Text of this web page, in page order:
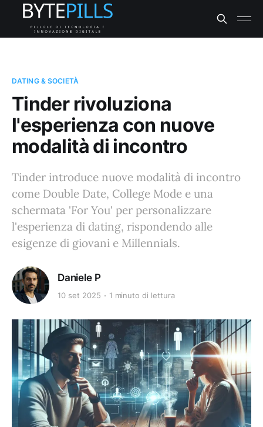
DATING & SOCIETÀ
Tinder rivoluziona
l'esperienza con nuove
modalità di incontro
Tinder introduce nuove modalità di incontro
come Double Date, College Mode e una
schermata 'For You' per personalizzare
l'esperienza di dating, rispondendo alle
esigenze di giovani e Millennials.
Daniele P
10 set 2025 1 minuto di lettura